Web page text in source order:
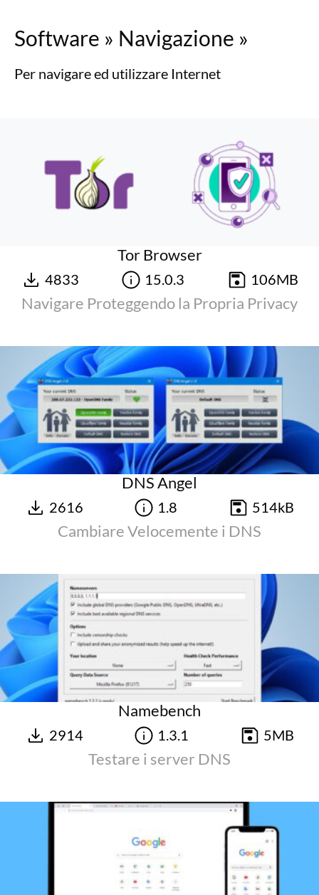
Software » Navigazione »
Per navigare ed utilizzare Internet
Tor Browser
4833 15.0.3 106MB
Navigare Proteggendo la Propria Privacy
DNS Angel
2616 1.8 514kB
Cambiare Velocemente i DNS
Namebench
2914 1.3.1 5MB
Testare i server DNS